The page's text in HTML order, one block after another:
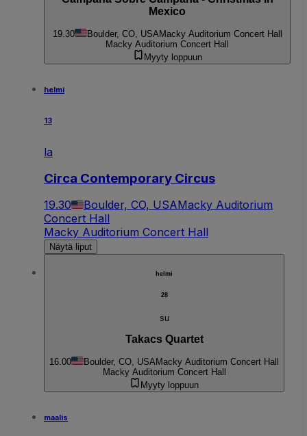
Mexico
19.30 Boulder, CO, USA Macky Auditorium Concert Hall
Macky Auditorium Concert Hall
Myyty loppuun
helmi
13
la
Circa Contemporary Circus
19.30 Boulder, CO, USAMacky Auditorium
Concert Hall
Macky Auditorium Concert Hall
Näytä liput
helmi
28
su
Takacs Quartet
16.00 Boulder, CO, USA Macky Auditorium Concert Hall
Macky Auditorium Concert Hall
Myyty loppuun
maalis